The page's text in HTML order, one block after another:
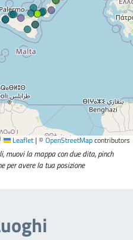
Leaflet | ©OpenStreetMapcontributors
muovi la mappa con due dita, pinch
per avere la tua posizione